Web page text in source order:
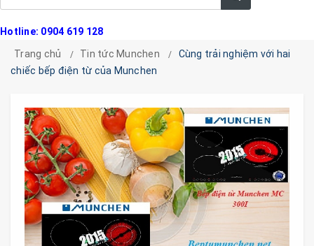
Hotline: 0904 619 128
Trang chủ
Tin tức Munchen
Cùng trải nghiệm với hai
chiếc bếp điện từ của Munchen